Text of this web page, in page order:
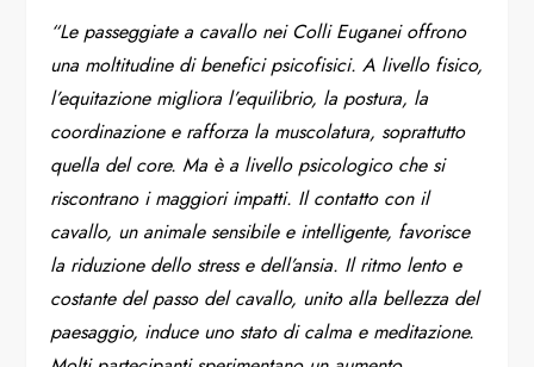
“Le passeggiate a cavallo nei Colli Euganei offrono
una moltitudine di benefici psicofisici. A livello fisico,
l’equitazione migliora l’equilibrio, la postura, la
coordinazione e rafforza la muscolatura, soprattutto
quella del core. Ma è a livello psicologico che si
riscontrano i maggiori impatti. Il contatto con il
cavallo, un animale sensibile e intelligente, favorisce
la riduzione dello stress e dell’ansia. Il ritmo lento e
costante del passo del cavallo, unito alla bellezza del
paesaggio, induce uno stato di calma e meditazione.